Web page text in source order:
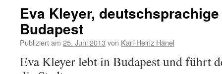
Eva Kleyer,
Budapest
Publiziert am 25. Juni 2013 von Karl-Heinz Hänel
Eva Kleyer lebt in Budapest und führt